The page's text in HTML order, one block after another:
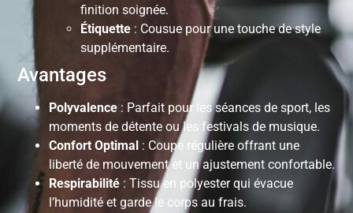
finition soignée.
Étiquette : Cousue pour une touche de style
supplémentaire.
Avantages
Polyvalence : Parfait pour les séances de sport, les
moments de détente ou les festivals de musique.
Confort Optimal : Coupe régulière offrant une
liberté de mouvement et un ajustement confortable.
Respirabilité : Tissu en polyester qui évacue
l’humidité et garde le corps au frais.